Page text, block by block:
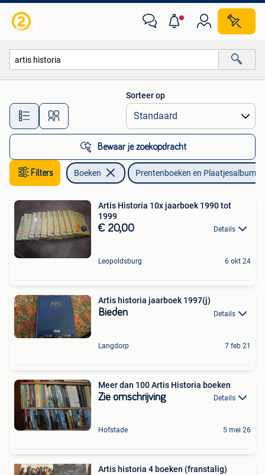
Alle afstanden…
Sorteer op
Bewaar je zoekopdracht
Filters Boeken Prentenboeken en Plaatjesalbums
Artis Historia 10x jaarboek 1990 tot
1999
€ 20,00 Details
Leopoldsburg 6 okt 24
Artis historia jaarboek 1997(j)
Bieden Details
Langdorp 7 feb 21
Meer dan 100 Artis Historia boeken
Zie omschrijving Details
Hofstade 5 mei 26
Artis historia 4 boeken (franstalig)